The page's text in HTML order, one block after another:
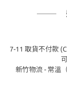
7-11 取貨不付款
新竹物流 - 常溫